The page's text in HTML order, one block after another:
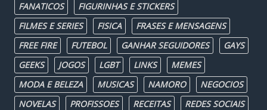
FANATICOS
FIGURINHAS E STICKERS
FILMES E SERIES
FISICA
FRASES E MENSAGENS
FREE FIRE
FUTEBOL GANHAR SEGUIDORES
GAYS
GEEKS
JOGOS LGBT LINKS
MEMES
MODA E BELEZA
MUSICAS NAMORO
NEGOCIOS
NOVELAS
PROFISSOES RECEITAS
REDES SOCIAIS